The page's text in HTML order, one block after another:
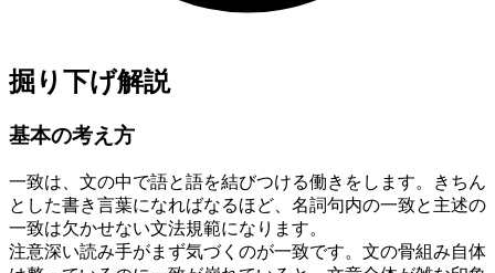
掘り下げ解説
基本の考え方
一致は、文の中で語と語を結びつける働きをします。きちん
とした書き言葉になればなるほど、名詞句内の一致と主述の
一致は欠かせない文法規範になります。
注意深い読み手がまず気づくのが一致です。文の骨組み自体